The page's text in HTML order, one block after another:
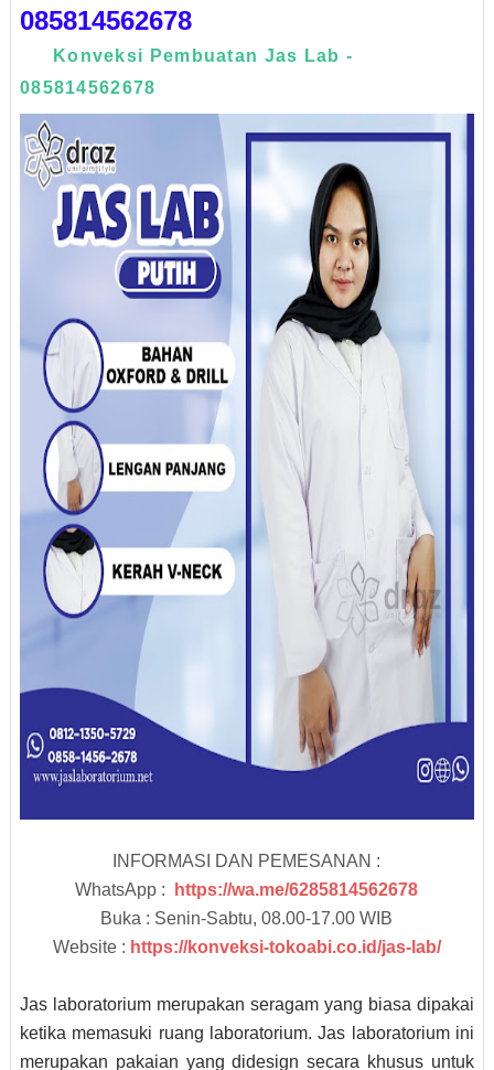
085814562678
Konveksi Pembuatan Jas Lab -
085814562678
INFORMASI DAN PEMESANAN :
WhatsApp :
https://wa.me/6285814562678
Buka : Senin-Sabtu, 08.00-17.00 WIB
Website : https://konveksi-tokoabi.co.id/jas-lab/
Jas laboratorium merupakan seragam yang biasa dipakai
ketika memasuki ruang laboratorium. Jas laboratorium ini
merupakan pakaian yang didesign secara khusus untuk